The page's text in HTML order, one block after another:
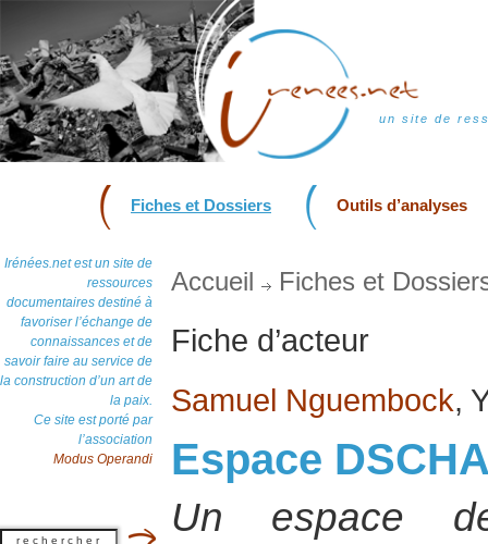
un site de
Fiches et Dossiers Outils d’analyses
Irénées.net est un site de
ressources
documentaires destiné à
favoriser l’échange de
connaissances et de
savoir faire au service de
la construction d’un art de
la paix.
Ce site est porté par
l’association
Modus Operandi
Accueil Fiches et
Fiche d’acteur
Samuel Nguembock,
Espace
Un espace